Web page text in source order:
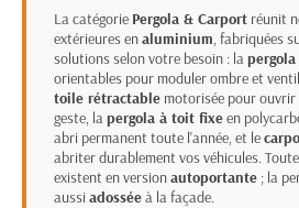
La catégorie Pergola & Carport réunit
extérieures enaluminium, fabriquées
solutions selon votre besoin : la
orientables pour moduler ombre et
toile rétractable motorisée pour
geste, lapergola à toit fixeen
abri permanent toute l'année, et le
abriter durablement vos véhicules.
existent en versionautoportante ; la
aussi adosséeà la façade.